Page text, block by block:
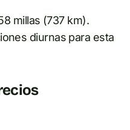
millas (737 km).
diurnas para esta